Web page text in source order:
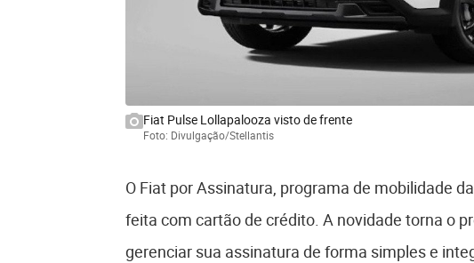
Fiat Pulse Lollapalooza visto de frente
Foto: Divulgação/Stellantis
O Fiat por Assinatura, programa de mobilidade
feita com cartão de crédito. A novidade torna o
gerenciar sua assinatura de forma simples e